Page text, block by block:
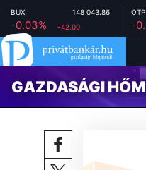
BUX 148 043.86
-0.03% -42.00
OTP
-
GAZDASÁGI